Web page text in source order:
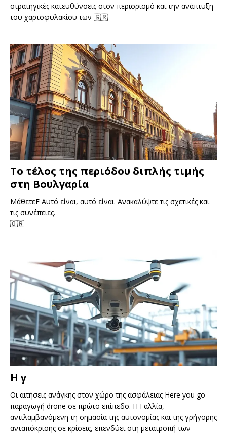
στρατηγικές κατευθύνσεις στον περιορισμό και την ανάπτυξη
του χαρτοφυλακίου των 🇬🇷
Το τέλος της περιόδου διπλής τιμής
στη Βουλγαρία
ΜάθετεΕ Αυτό είναι, αυτό είναι. Ανακαλύψτε τις σχετικές και
τις συνέπειες.
🇬🇷
Η γ
Οι αιτήσεις ανάγκης στον χώρο της ασφάλειας Here you go
παραγωγή drone σε πρώτο επίπεδο. Η Γαλλία,
αντιλαμβανόμενη τη σημασία της αυτονομίας και της γρήγορης
ανταπόκρισης σε κρίσεις, επενδύει στη μετατροπή των